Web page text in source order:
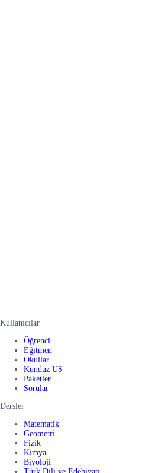
Kullanıcılar
Öğrenci
Eğitmen
Okullar
Kunduz US
Paketler
Sorular
Dersler
Matematik
Geometri
Fizik
Kimya
Biyoloji